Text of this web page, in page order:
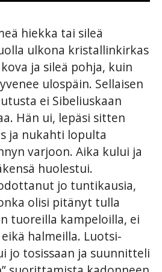
hiekka tai sileä
ulkona kristallinkirkas
ja sileä pohja, kuin
ulospäin. Sellaisen
ei Sibeliuskaan
Hän ui, lepäsi sitten
ja nukahti lopulta
varjoon. Aika kului ja
huolestui.
jo tuntikausia,
olisi pitänyt tulla
tuoreilla kampeloilla, ei
halmeilla. Luotsi-
jo tosissaan ja suunnitteli